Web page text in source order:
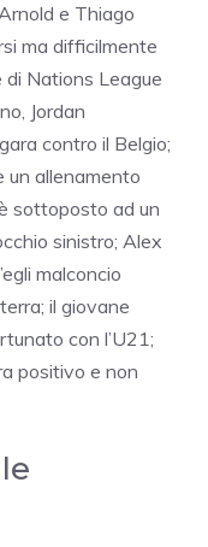
e Thiago
ma difficilmente
Nations League
Jordan
contro il Belgio;
un allenamento
sottoposto ad un
sinistro; Alex
malconcio
il giovane
con l’U21;
positivo e non